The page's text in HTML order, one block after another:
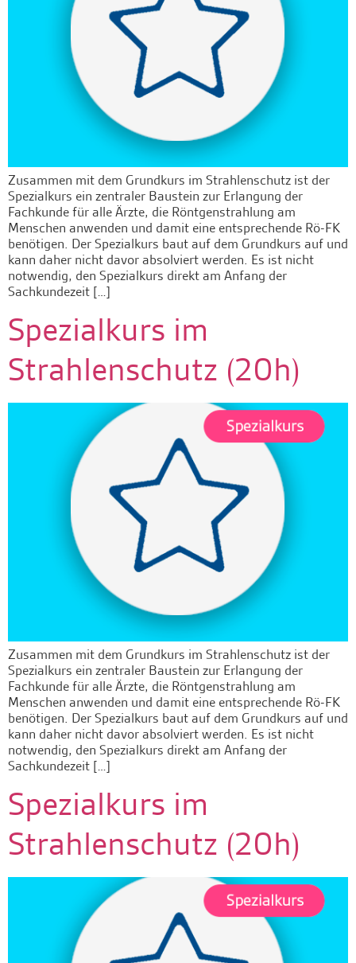
Zusammen mit dem Grundkurs im Strahlenschutz ist der
Spezialkurs ein zentraler Baustein zur Erlangung der
Fachkunde für alle Ärzte, die Röntgenstrahlung am
Menschen anwenden und damit eine entsprechende Rö-FK
benötigen. Der Spezialkurs baut auf dem Grundkurs auf und
kann daher nicht davor absolviert werden. Es ist nicht
notwendig, den Spezialkurs direkt am Anfang der
Sachkundezeit […]
Spezialkurs im
Strahlenschutz (20h)
Zusammen mit dem Grundkurs im Strahlenschutz ist der
Spezialkurs ein zentraler Baustein zur Erlangung der
Fachkunde für alle Ärzte, die Röntgenstrahlung am
Menschen anwenden und damit eine entsprechende Rö-FK
benötigen. Der Spezialkurs baut auf dem Grundkurs auf und
kann daher nicht davor absolviert werden. Es ist nicht
notwendig, den Spezialkurs direkt am Anfang der
Sachkundezeit […]
Spezialkurs im
Strahlenschutz (20h)